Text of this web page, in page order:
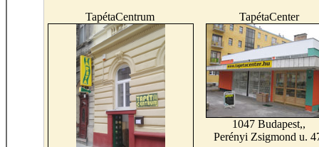
TapétaCentrum
TapétaCenter
1047 Budapest,,
Perényi Zsigmond u.